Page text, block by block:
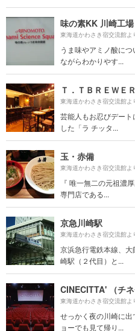
味の素KK 川崎工場
東海道かわさき宿交流館よ
うま味やアミノ酸に
ながらわかりやす...
Ｔ．ＴＢＲＥＷＥ
東海道かわさき宿交流館よ
芸能人もお忍びデー
した「ラ チッタ...
玉・赤備
東海道かわさき宿交流館よ
『 唯一無二の元祖濃
専門店である...
京急川崎駅
東海道かわさき宿交流館よ
京浜急行電鉄本線、
崎駅（２代目）と...
CINECITTA' （チネ
東海道かわさき宿交流館よ
せっかく夜の川崎に
ョーでも見て帰り...